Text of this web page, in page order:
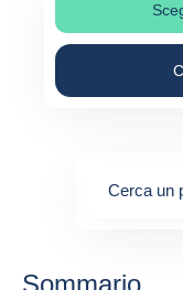
Cerca un
Sommario